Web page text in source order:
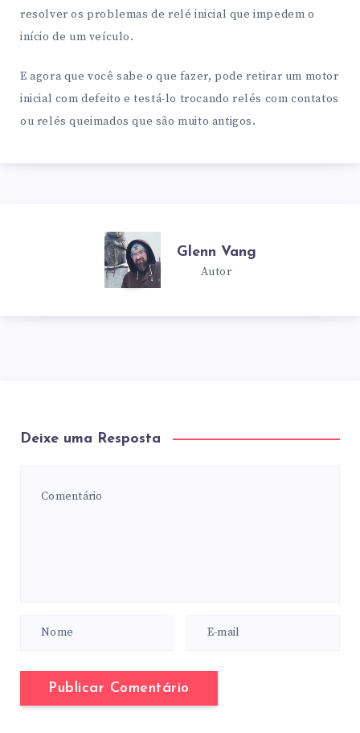
resolver os problemas de relé inicial que impedem o
início de um veículo.
E agora que você sabe o que fazer, pode retirar um motor
inicial com defeito e testá-lo trocando relés com contatos
ou relés queimados que são muito antigos.
Glenn Vang
Autor
Deixe uma Resposta